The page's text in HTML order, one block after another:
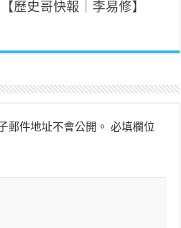
歷史哥快報｜李易修】
郵件地址不會公開。 必填欄位